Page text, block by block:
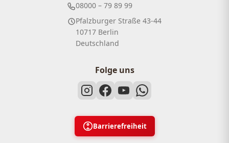
08000 – 79 89 99
Pfalzburger Straße 43-44
10717 Berlin
Deutschland
Folge uns
Barrierefreiheit